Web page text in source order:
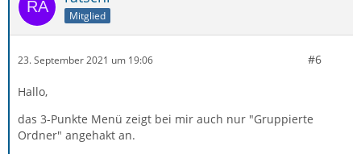
Mitglied
23. September 2021 um 19:06 #6
Hallo,
das 3-Punkte Menü zeigt bei mir auch nur "Gruppierte
Ordner" angehakt an.